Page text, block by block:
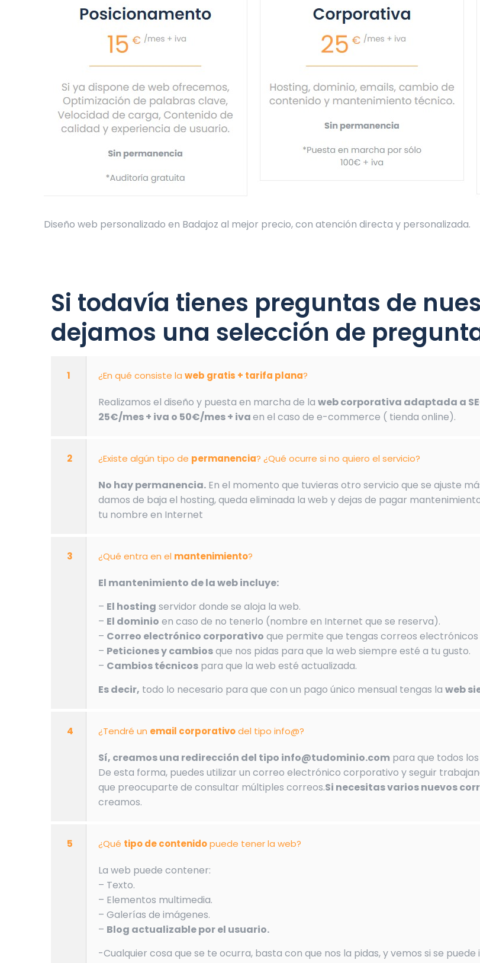
Diseño web personalizado en Badajoz al mejor precio, con atención directa y personalizada.
Si todavía tienes preguntas de
dejamos una selección de
1 ¿En qué consiste laweb gratis + tarifa plana?
Realizamos el diseño y puesta en marcha de laweb corporativa adaptada a
25€/mes + iva o 50€/mes + ivaen el caso de e-commerce ( tienda online).
2 ¿Existe algún tipo de permanencia? ¿Qué ocurre si no quiero el servicio?
No hay permanencia. En el momento que tuvieras otro servicio que se ajuste
damos de baja el hosting, queda eliminada la web y dejas de pagar
tu nombre en Internet
3 ¿Qué entra en el mantenimiento?
El mantenimiento de la web incluye:
– El hosting servidor donde se aloja la web.
– El dominio en caso de no tenerlo (nombre en Internet que se reserva).
– Correo electrónico corporativo que permite que tengas correos
– Peticiones y cambiosque nos pidas para que la web siempre esté a tu gusto.
– Cambios técnicos para que la web esté actualizada.
Es decir, todo lo necesario para que con un pago único mensual tengas laweb
4 ¿Tendré un email corporativodel tipo info@?
Sí, creamos una redirección del tipo info@tudominio.com para que todos
De esta forma, puedes utilizar un correo electrónico corporativo y seguir
que preocuparte de consultar múltiples correos.Si necesitas varios nuevos
creamos.
5 ¿Qué tipo de contenidopuede tener la web?
La web puede contener:
– Texto.
– Elementos multimedia.
– Galerías de imágenes.
– Blog actualizable por el usuario.
-Cualquier cosa que se te ocurra, basta con que nos la pidas, y vemos si se